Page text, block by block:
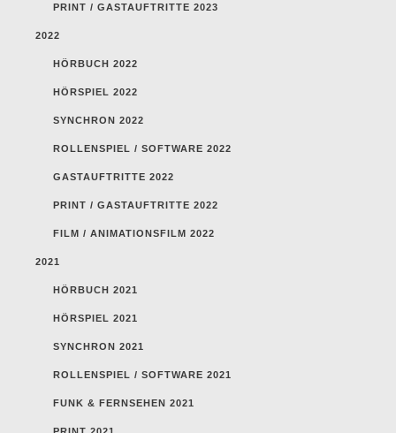
PRINT / GASTAUFTRITTE 2023
2022
HÖRBUCH 2022
HÖRSPIEL 2022
SYNCHRON 2022
ROLLENSPIEL / SOFTWARE 2022
GASTAUFTRITTE 2022
PRINT / GASTAUFTRITTE 2022
FILM / ANIMATIONSFILM 2022
2021
HÖRBUCH 2021
HÖRSPIEL 2021
SYNCHRON 2021
ROLLENSPIEL / SOFTWARE 2021
FUNK & FERNSEHEN 2021